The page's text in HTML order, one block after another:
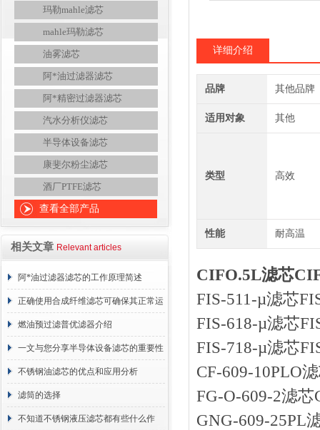
玛勒mahle滤芯
mahle玛勒滤芯
油雾滤芯
阿*油过滤器滤芯
阿*精密过滤器滤芯
汽水分析仪滤芯
半导体设备滤芯
康斐尔粉尘滤芯
酒厂PTFE滤芯
查看全部产品
相关文章 Relevant articles
阿*油过滤器滤芯的工作原理简述
正确使用合成纤维滤芯可确保其正常运
行
燃油预过滤普优滤器介绍
一文与您分享半导体设备滤芯的重要性
不锈钢油滤芯的优点和应用分析
滤筒的选择
不知道不锈钢液压滤芯都有些什么作
详细介绍
品牌 其他品牌
适用对象 其他
类型 高效
性能 耐高温
CIFO.5L滤芯
FIS-511-µ滤芯
FIS-618-µ滤芯
FIS-718-µ滤芯
CF-609-10PLO
FG-O-609-2滤
GNG-609-25PL